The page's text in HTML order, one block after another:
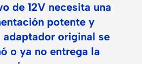
de 12V necesita una
potente y
adaptador original se
o ya no entrega la